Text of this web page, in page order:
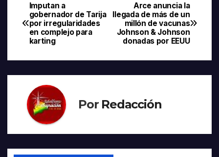
Navegación
de
entradas
Arce anuncia la
llegada de más de un
millón de vacunas
Johnson & Johnson
donadas por EEUU
Imputan a
gobernador de Tarija
por irregularidades
en complejo para
karting
Por Redacción